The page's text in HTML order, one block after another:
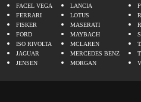
FACEL VEGA
FERRARI
FISKER
FORD
ISO RIVOLTA
JAGUAR
JENSEN
LANCIA
LOTUS
MASERATI
MAYBACH
MCLAREN
MERCEDES BENZ
MORGAN